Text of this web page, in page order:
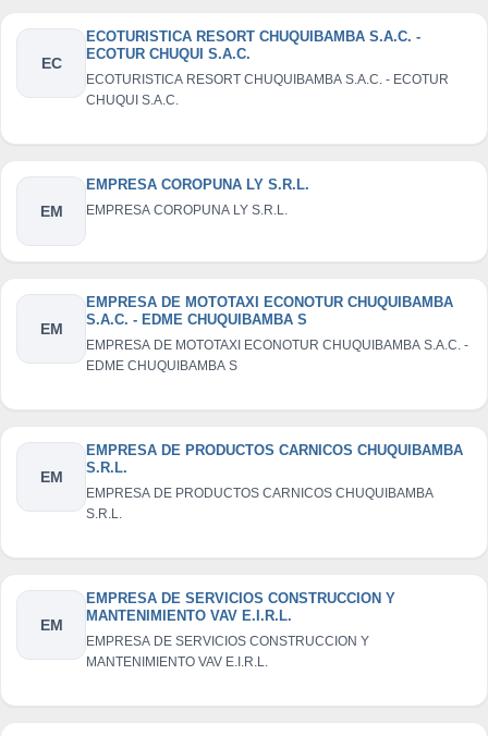
EC
ECOTURISTICA RESORT CHUQUIBAMBA S.A.C. -
ECOTUR CHUQUI S.A.C.
ECOTURISTICA RESORT CHUQUIBAMBA S.A.C. - ECOTUR
CHUQUI S.A.C.
EM
EMPRESA COROPUNA LY S.R.L.
EMPRESA COROPUNA LY S.R.L.
EM
EMPRESA DE MOTOTAXI ECONOTUR CHUQUIBAMBA
S.A.C. - EDME CHUQUIBAMBA S
EMPRESA DE MOTOTAXI ECONOTUR CHUQUIBAMBA S.A.C. -
EDME CHUQUIBAMBA S
EM
EMPRESA DE PRODUCTOS CARNICOS CHUQUIBAMBA
S.R.L.
EMPRESA DE PRODUCTOS CARNICOS CHUQUIBAMBA
S.R.L.
EM
EMPRESA DE SERVICIOS CONSTRUCCION Y
MANTENIMIENTO VAV E.I.R.L.
EMPRESA DE SERVICIOS CONSTRUCCION Y
MANTENIMIENTO VAV E.I.R.L.